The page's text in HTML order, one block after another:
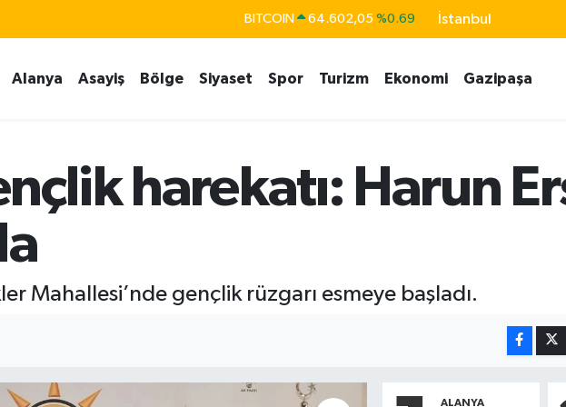
BITCOIN 64.602,05 %0.69
EURO 55,0700 %0.1
BİST100 13.768 %48
İstanbul
Alanya Asayiş Bölge Siyaset Spor Turizm Ekonomi Gazipaşa
harekatı: Harun
Mahallesi’nde gençlik rüzgarı esmeye başladı.
ALANYA